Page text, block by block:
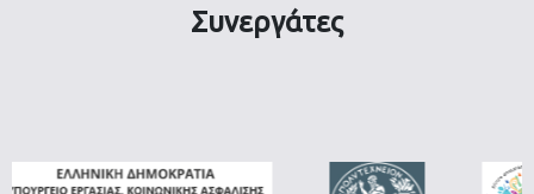
Συνεργάτες